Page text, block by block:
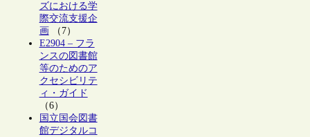
ズにおける学
際交流支援企
画 （7）
E2904 – フラ
ンスの図書館
等のためのア
クセシビリテ
ィ・ガイド
（6）
国立国会図書
館デジタルコ